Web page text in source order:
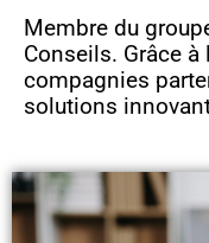
Membre du
Conseils. Grâce à
compagnies
solutions